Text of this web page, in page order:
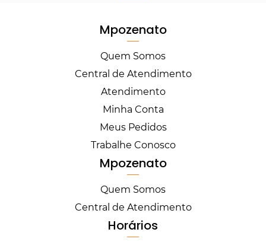
Mpozenato
Quem Somos
Central de Atendimento
Atendimento
Minha Conta
Meus Pedidos
Trabalhe Conosco
Mpozenato
Quem Somos
Central de Atendimento
Horários